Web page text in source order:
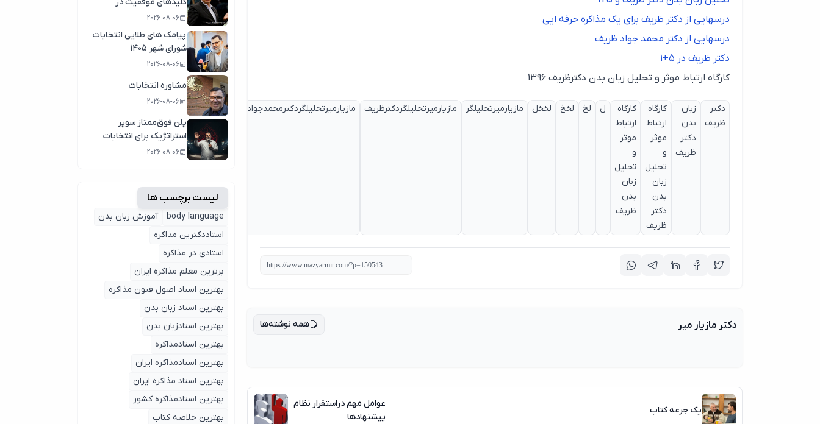
درسهایی از دکتر ظریف برای یک مذاکره حرفه ایی
درسهایی از دکتر محمد جواد ظریف
دکتر ظریف در ۵+۱
کارگاه ارتباط موثر و تحلیل زبان بدن دکترظریف 1396
دکتر
ظریف
زبان
بدن
دکتر
ظریف
کارگاه
ارتباط
موثر
و
تحلیل
زبان
بدن
دکتر
ظریف
کارگاه
ارتباط
موثر
و
تحلیل
زبان
بدن
ظریف
ل لخ لخخ لخخل مازیارمیرتحلیلگر مازیارمیرتحلیلگردکترظریف مازیارمیرتحلیلگردکترمحمدجوادظریف مازیارمیرتحلیلگرظریف
دکتر مازیار میر همه نوشته‌ها
یک جرعه کتاب
عوامل مهم دراستقرار نظام
پیشنهادها
انتخابات سال1404
2026-08-06
پیامک های طلایی انتخابات
شورای شهر ۱۴۰۵
2026-08-06
مشاوره انتخابات
2026-08-06
پلن فوق‌ممتاز سوپر
استراتژیک برای انتخابات
2026-08-06
لیست برچسب ها
body language
آموزش زبان بدن
استاددکترین مذاکره
استادی در مذاکره
برترین معلم مذاکره ایران
بهترین استاد اصول ‌فنون مذاکره
بهترین استاد زبان بدن
بهترین استادزبان بدن
بهترین استادمذاکره
بهترین استادمذاکره ایران
بهترین استاد مذاکره ایران
بهترین استادمذاکره کشور
بهترین خلاصه کتاب